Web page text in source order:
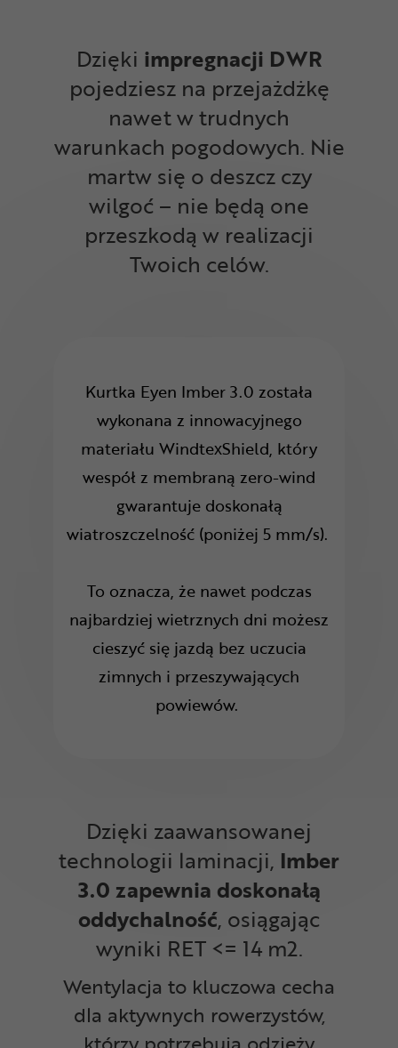
Dzięki impregnacji DWR
pojedziesz na przejażdżkę
nawet w trudnych
warunkach pogodowych. Nie
martw się o deszcz czy
wilgoć – nie będą one
przeszkodą w realizacji
Twoich celów.
Kurtka Eyen Imber 3.0 została
wykonana z innowacyjnego
materiału WindtexShield, który
wespół z membraną zero-wind
gwarantuje doskonałą
wiatroszczelność (poniżej 5 mm/s).
To oznacza, że nawet podczas
najbardziej wietrznych dni możesz
cieszyć się jazdą bez uczucia
zimnych i przeszywających
powiewów.
Dzięki zaawansowanej
technologii laminacji, Imber
3.0 zapewnia doskonałą
oddychalność, osiągając
wyniki RET <= 14 m2.
Wentylacja to kluczowa cecha
dla aktywnych rowerzystów,